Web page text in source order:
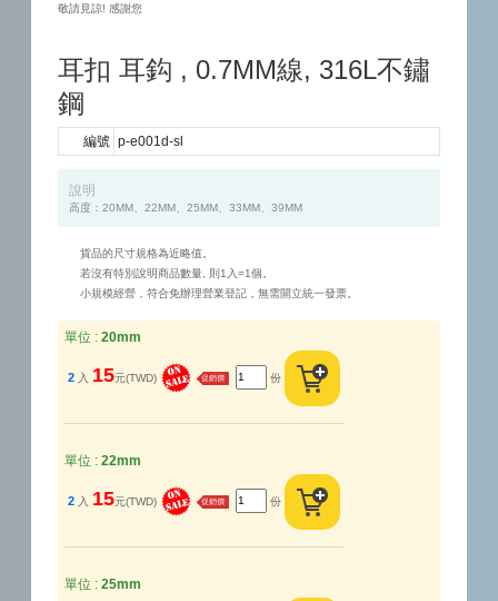
敬請見諒! 感謝您
耳扣 耳鈎 , 0.7MM線, 316L不鏽
鋼
編號 p-e001d-sl
說明
高度：20MM、22MM、25MM、33MM、39MM
貨品的尺寸規格為近略值。
若沒有特別說明商品數量, 則1入=1個。
小規模經營，符合免辦理營業登記，無需開立統一發票。
單位 : 20mm
2 入 15元(TWD) 促銷價 份
單位 : 22mm
2 入 15元(TWD) 促銷價 份
單位 : 25mm